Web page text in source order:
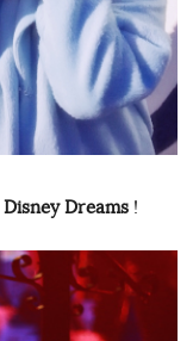
Disney Dreams!